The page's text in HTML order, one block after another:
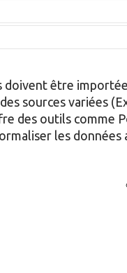
doivent être
sources variées
des outils comme
les données